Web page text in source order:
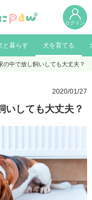
ログイン
と暮らす 犬を育てる
の中で放し飼いしても大丈夫？
2020/01/27
いしても大丈夫？